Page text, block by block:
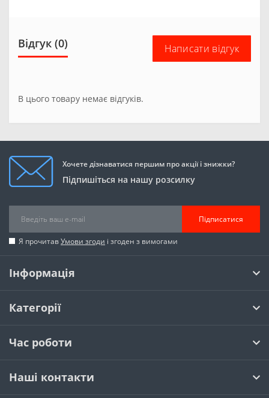
Відгук (0) Написати відгук
В цього товару немає відгуків.
Хочете дізнаватися першим про акції і знижки?
Підпишіться на нашу розсилку
Підписатися
Я прочитавУмови згоди і згоден з вимогами
Інформація
Категорії
Час роботи
Наші контакти